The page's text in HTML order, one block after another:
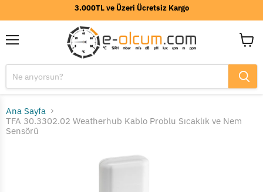
3.000TL ve Üzeri Ücretsiz Kargo
Ana Sayfa
TFA 30.3302.02 Weatherhub Kablo Problu Sıcaklık ve Nem
Sensörü